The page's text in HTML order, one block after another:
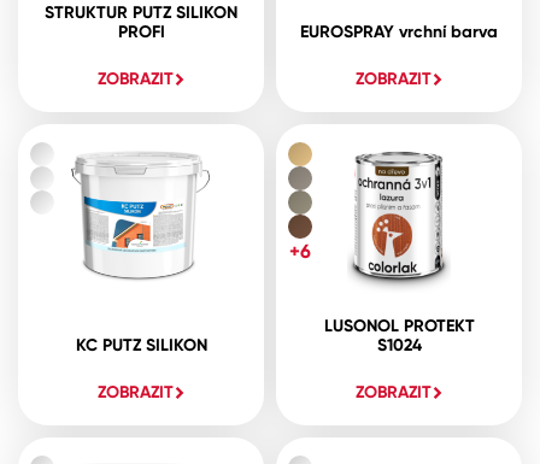
STRUKTUR PUTZ SILIKON
PROFI
ZOBRAZIT
EUROSPRAY vrchní barva
ZOBRAZIT
KC PUTZ SILIKON
ZOBRAZIT
LUSONOL PROTEKT
S1024
ZOBRAZIT
+6